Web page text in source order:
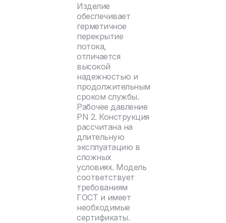
Изделие
обеспечивает
герметичное
перекрытие
потока,
отличается
высокой
надежностью и
продолжительным
сроком службы.
Рабочее давление
PN 2. Конструкция
рассчитана на
длительную
эксплуатацию в
сложных
условиях. Модель
соответствует
требованиям
ГОСТ и имеет
необходимые
сертификаты.